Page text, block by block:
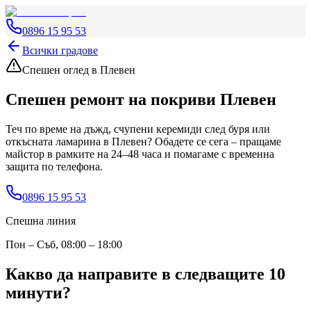
0896 15 95 53
Всички градове
Спешен оглед в Плевен
Спешен ремонт на покриви Плевен
Теч по време на дъжд, счупени керемиди след буря или
откъсната ламарина в Плевен? Обадете се сега – пращаме
майстор в рамките на 24–48 часа и помагаме с временна
защита по телефона.
0896 15 95 53
Спешна линия
Пон – Съб, 08:00 – 18:00
Какво да направите в следващите 10
минути?